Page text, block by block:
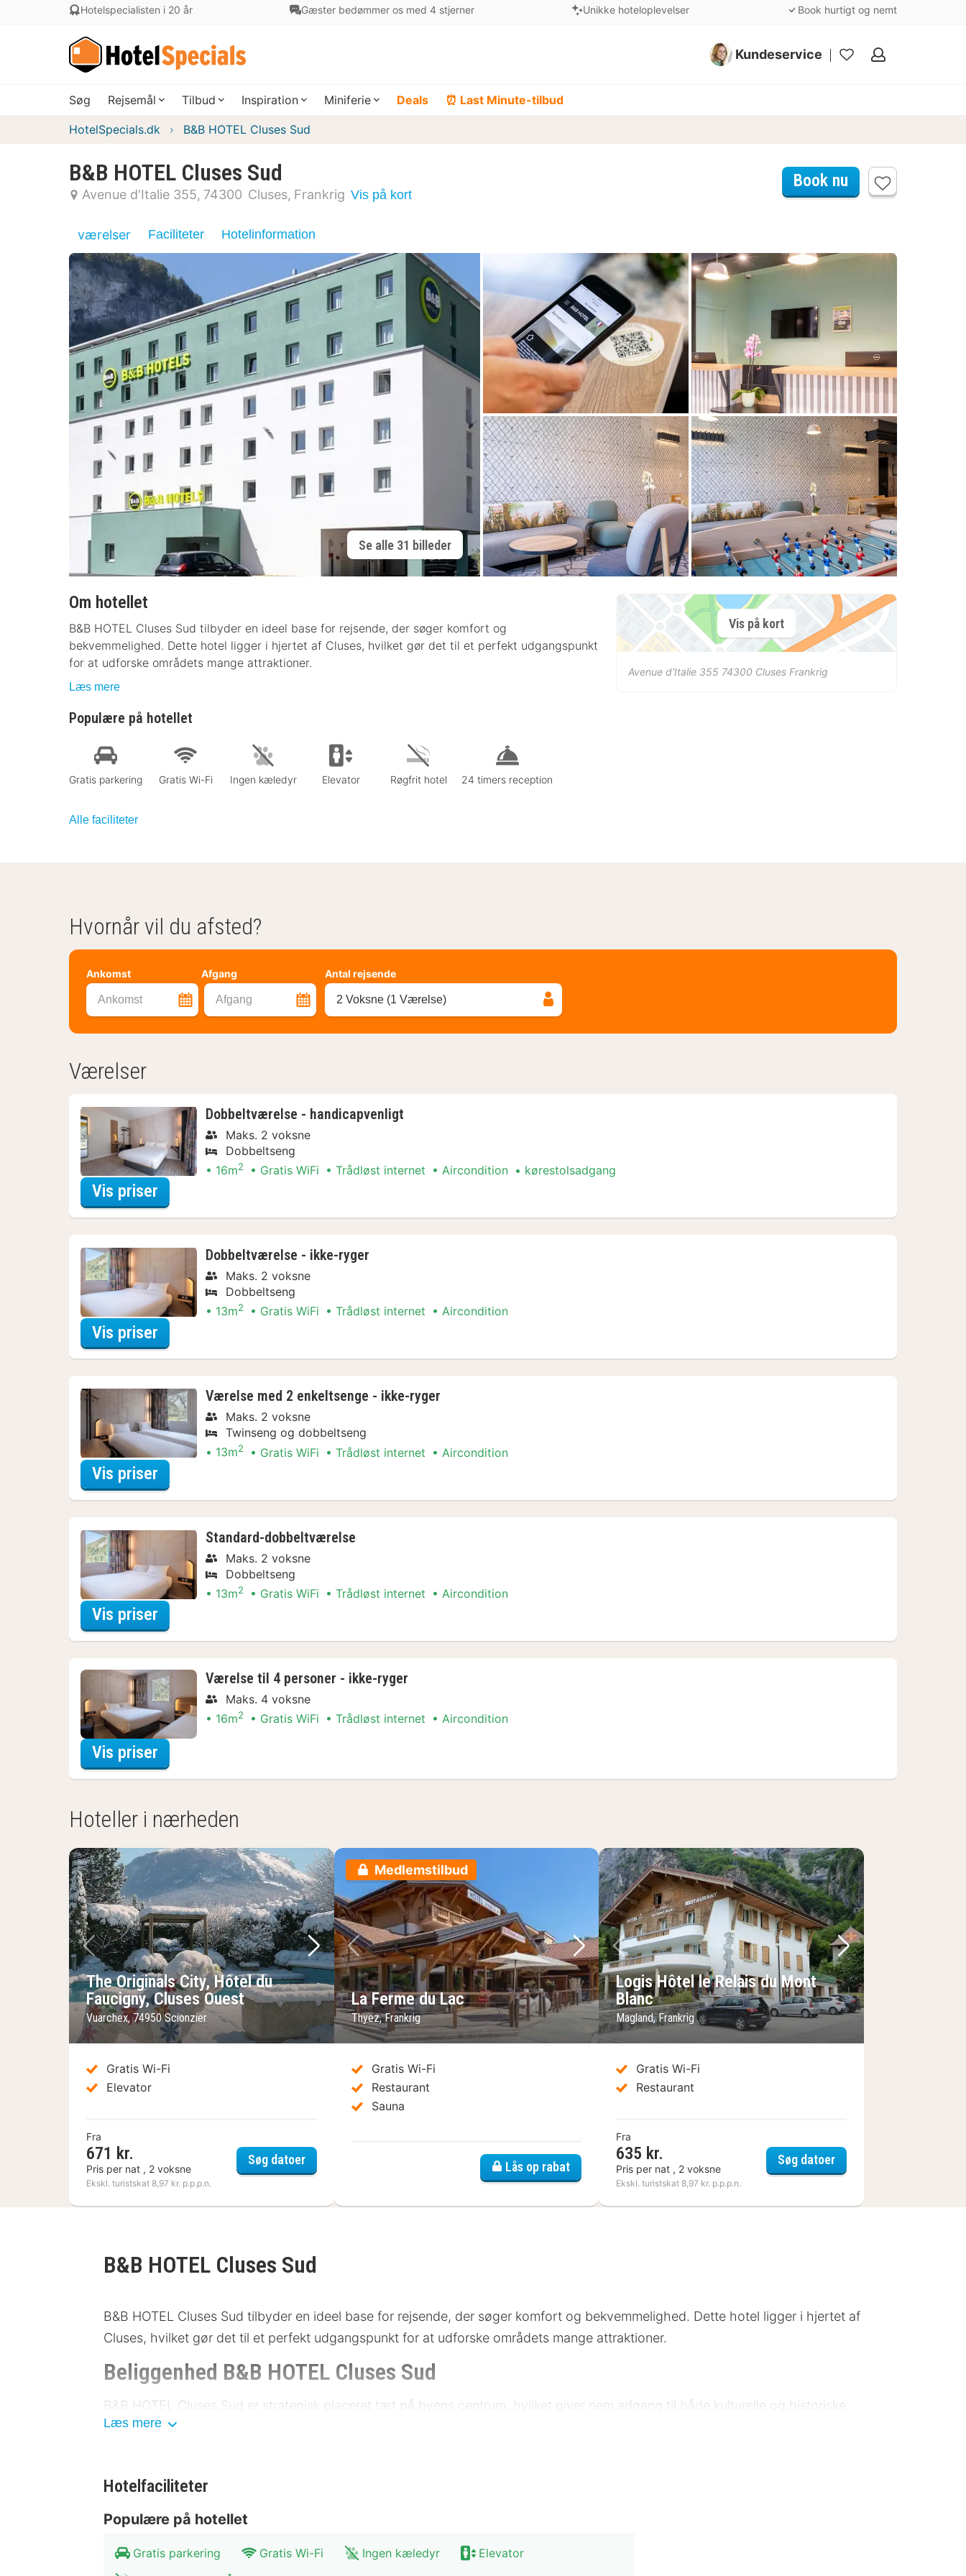
Hotelspecialisten i 20 år Gæster bedømmer os med 4 stjerner Unikke hoteloplevelser Book hurtigt og nemt
Kundeservice
Mine
Søg Rejsemål Tilbud Inspiration Miniferie Deals ⏰ Last Minute-tilbud
HotelSpecials.dk B&B HOTEL Cluses Sud
B&B HOTEL Cluses Sud
Avenue d'Italie 355 74300 Cluses Frankrig Vis på kort
Book nu
værelser Faciliteter Hotelinformation
Se alle 31 billeder
Om hotellet
B&B HOTEL Cluses Sud tilbyder en ideel base for rejsende, der søger komfort og
bekvemmelighed. Dette hotel ligger i hjertet af Cluses, hvilket gør det til et perfekt udgangspunkt
for at udforske områdets mange attraktioner.
Læs mere
Populære på hotellet
Gratis parkering Gratis Wi-Fi Ingen kæledyr Elevator Røgfrit hotel 24 timers reception
Alle faciliteter
Vis på kort
Avenue d'Italie 355 74300 Cluses Frankrig
Hvornår vil du afsted?
Ankomst Afgang
Ankomst Afgang
Antal rejsende
2 Voksne (1 Værelse)
Værelser
Dobbeltværelse - handicapvenligt
Maks. 2 voksne
Dobbeltseng
16m2 Gratis WiFi Trådløst internet Aircondition kørestolsadgang
Vis priser
Dobbeltværelse - ikke-ryger
Maks. 2 voksne
Dobbeltseng
13m2 Gratis WiFi Trådløst internet Aircondition
Vis priser
Værelse med 2 enkeltsenge - ikke-ryger
Maks. 2 voksne
Twinseng og dobbeltseng
13m2 Gratis WiFi Trådløst internet Aircondition
Vis priser
Standard-dobbeltværelse
Maks. 2 voksne
Dobbeltseng
13m2 Gratis WiFi Trådløst internet Aircondition
Vis priser
Værelse til 4 personer - ikke-ryger
Maks. 4 voksne
16m2 Gratis WiFi Trådløst internet Aircondition
Vis priser
Hoteller i nærheden
Forrige billede
Næste billede
The Originals City, Hôtel du
Faucigny, Cluses Ouest
Vuarchex, 74950 Scionzier
Gratis Wi-Fi
Elevator
Fra
671 kr.
Pris per nat , 2 voksne
Ekskl. turistskat 8,97 kr. p.p.p.n.
Søg datoerThe Originals City, Hôtel du Faucigny, Cluses Ouest
Medlemstilbud
Forrige billede
Næste billede
La Ferme du Lac
Thyez, Frankrig
Gratis Wi-Fi
Restaurant
Sauna
Lås op rabat
Forrige billede
Næste billede
Logis Hôtel le Relais du Mont
Blanc
Magland, Frankrig
Gratis Wi-Fi
Restaurant
Fra
635 kr.
Pris per nat , 2 voksne
Ekskl. turistskat 8,97 kr. p.p.p.n.
Søg datoerLogis Hôtel le Relais du
B&B HOTEL Cluses Sud
B&B HOTEL Cluses Sud tilbyder en ideel base for rejsende, der søger komfort og bekvemmelighed. Dette hotel ligger i hjertet af
Cluses, hvilket gør det til et perfekt udgangspunkt for at udforske områdets mange attraktioner.
Beliggenhed B&B HOTEL Cluses Sud
B&B HOTEL Cluses Sud er strategisk placeret tæt på byens centrum, hvilket giver nem adgang til både kulturelle og historiske
seværdigheder. Hotellet ligger kun få minutters gang fra Cluses' hovedtorv, og der er gode offentlige transportmuligheder med
Museum Cluses: 300 meter
Cluses Park: 700 meter
Kulturcenter: 1 kilometer
Læs mere
Hotelfaciliteter
Populære på hotellet
Gratis parkering Gratis Wi-Fi Ingen kæledyr
Elevator